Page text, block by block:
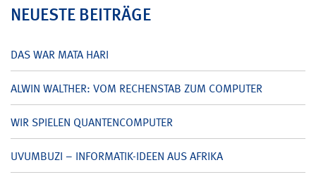
NEUESTE BEITRÄGE
DAS WAR MATA HARI
ALWIN WALTHER: VOM RECHENSTAB ZUM COMPUTER
WIR SPIELEN QUANTENCOMPUTER
UVUMBUZI – INFORMATIK-IDEEN AUS AFRIKA